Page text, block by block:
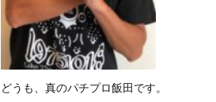
どうも、真のパチプロ飯田です。